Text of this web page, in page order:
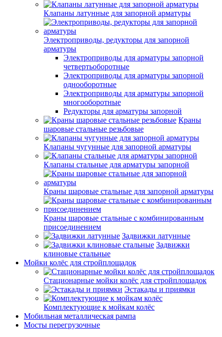
Клапаны латунные для запорной арматуры
Электроприводы, редукторы для запорной
арматуры
Электроприводы для арматуры запорной
четвертьоборотные
Электроприводы для арматуры запорной
однооборотные
Электроприводы для арматуры запорной
многооборотные
Редукторы для арматуры запорной
Краны
шаровые стальные резьбовые
Клапаны чугунные для запорной арматуры
Клапаны стальные для арматуры запорной
Краны шаровые стальные для запорной арматуры
Краны шаровые стальные с комбинированным
присоединением
Задвижки латунные
Задвижки
клиновые стальные
Мойки колёс для стройплощадок
Стационарные мойки колёс для стройплощадок
Эстакады и приямки
Комплектующие к мойкам колёс
Мобильная металлическая рампа
Мосты перегрузочные